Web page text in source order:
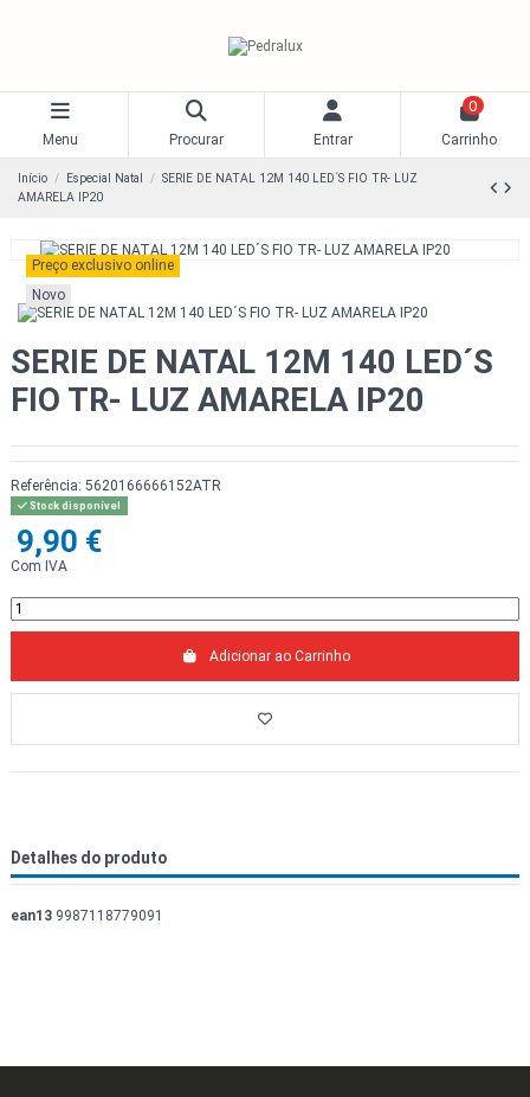
Menu Procurar Entrar
0
Carrinho
Início Especial Natal
SERIE DE NATAL 12M 140 LED´S FIO TR- LUZ
AMARELA IP20
Preço exclusivo online
Novo
SERIE DE NATAL 12M 140 LED´S
FIO TR- LUZ AMARELA IP20
Referência: 5620166666152ATR
Stock disponível
9,90 €
Com IVA
Adicionar ao Carrinho
Detalhes do produto
ean13 9987118779091